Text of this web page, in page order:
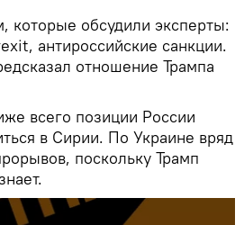
которые обсудили эксперты:
антироссийские санкции.
отношение Трампа
всего позиции России
в Сирии. По Украине вряд
поскольку Трамп